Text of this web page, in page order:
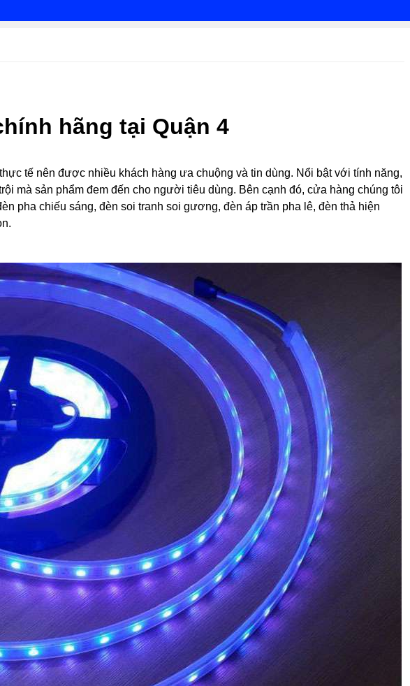
hãng tại Quận 4
tế nên được nhiều khách hàng ưa chuộng và tin dùng. Nổi bật với tính năng,
mà sản phẩm đem đến cho người tiêu dùng. Bên cạnh đó, cửa hàng chúng tôi
pha chiếu sáng, đèn soi tranh soi gương, đèn áp trần pha lê, đèn thả hiện